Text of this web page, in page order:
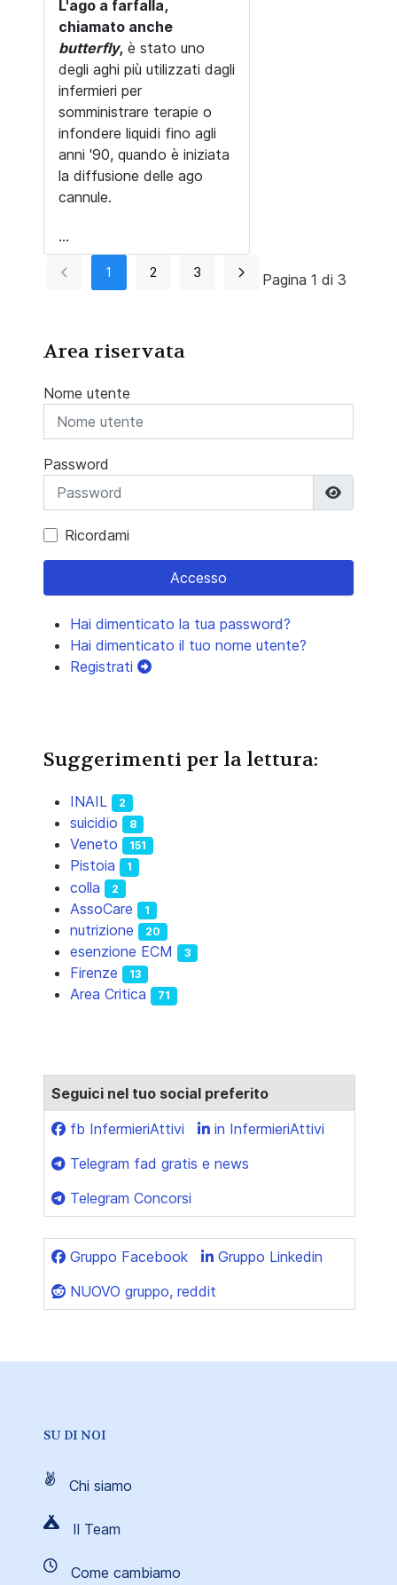
L'ago a farfalla,
chiamato anche
butterfly, è stato uno
degli aghi più utilizzati dagli
infermieri per
somministrare terapie o
infondere liquidi fino agli
anni '90, quando è iniziata
la diffusione delle ago
cannule.
...
Pagina 1 di 3
1 2 3
Area riservata
Nome utente
Password
Ricordami
Accesso
Hai dimenticato la tua password?
Hai dimenticato il tuo nome utente?
Registrati
Suggerimenti per la lettura:
INAIL 2
suicidio 8
Veneto 151
Pistoia 1
colla 2
AssoCare 1
nutrizione 20
esenzione ECM 3
Firenze 13
Area Critica 71
Seguici nel tuo social preferito
fb InfermieriAttivi
in InfermieriAttivi
Telegram fad gratis e news
Telegram Concorsi
Gruppo Facebook
Gruppo Linkedin
NUOVO gruppo, reddit
SU DI NOI
Chi siamo
Il Team
Come cambiamo